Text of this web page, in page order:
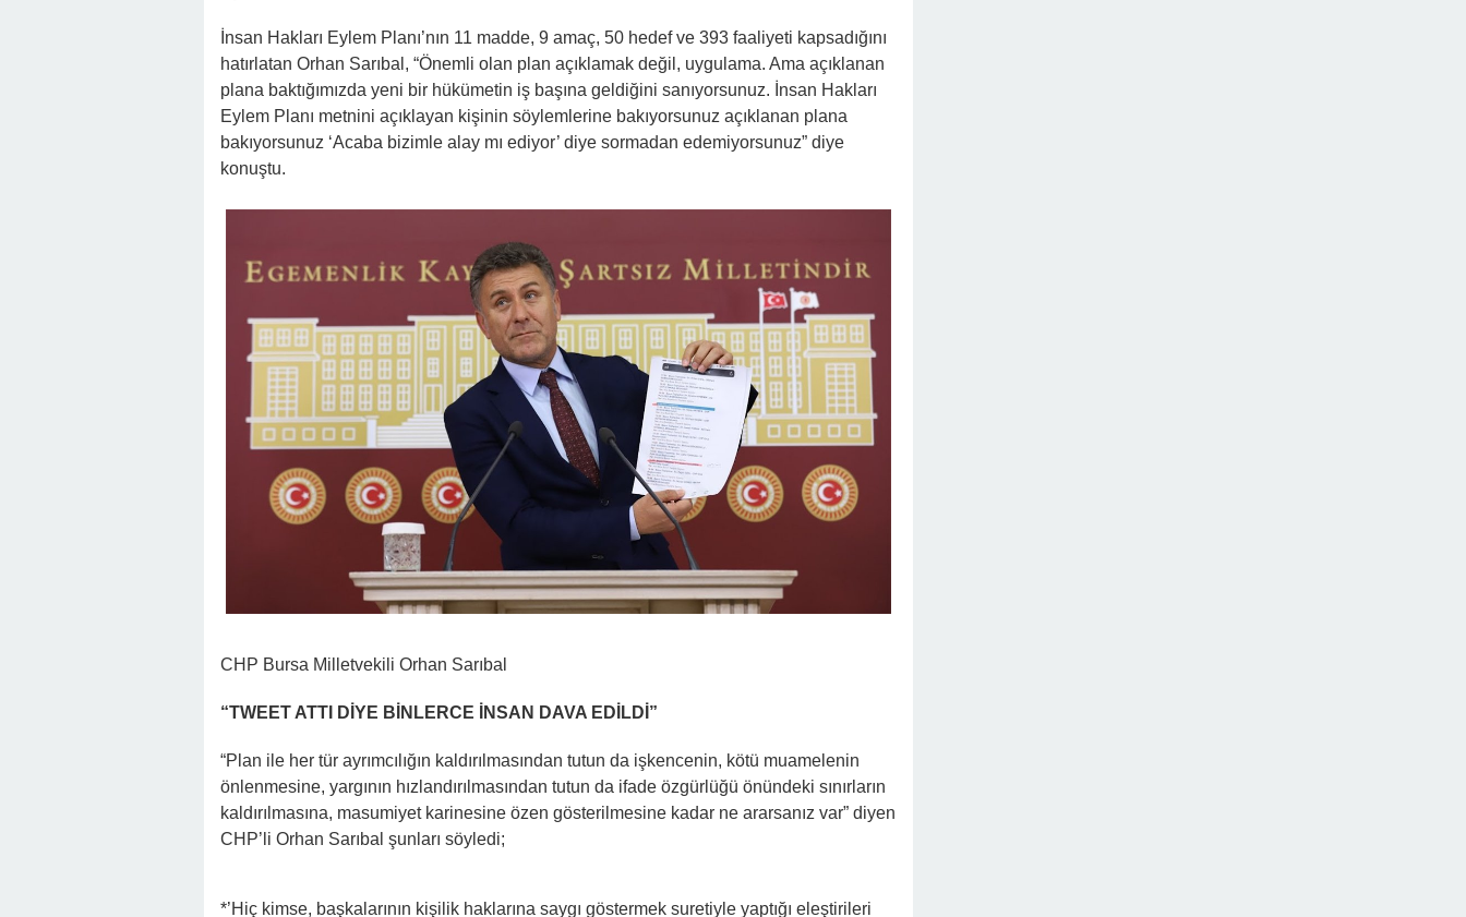
İnsan Hakları Eylem Planı’nın 11 madde, 9 amaç, 50 hedef ve 393 faaliyeti kapsadığını
hatırlatan Orhan Sarıbal, “Önemli olan plan açıklamak değil, uygulama. Ama açıklanan
plana baktığımızda yeni bir hükümetin iş başına geldiğini sanıyorsunuz. İnsan Hakları
Eylem Planı metnini açıklayan kişinin söylemlerine bakıyorsunuz açıklanan plana
bakıyorsunuz ‘Acaba bizimle alay mı ediyor’ diye sormadan edemiyorsunuz” diye
konuştu.
CHP Bursa Milletvekili Orhan Sarıbal
“TWEET ATTI DİYE BİNLERCE İNSAN DAVA EDİLDİ”
“Plan ile her tür ayrımcılığın kaldırılmasından tutun da işkencenin, kötü muamelenin
önlenmesine, yargının hızlandırılmasından tutun da ifade özgürlüğü önündeki sınırların
kaldırılmasına, masumiyet karinesine özen gösterilmesine kadar ne ararsanız var” diyen
CHP’li Orhan Sarıbal şunları söyledi;
*’Hiç kimse, başkalarının kişilik haklarına saygı göstermek suretiyle yaptığı eleştirileri